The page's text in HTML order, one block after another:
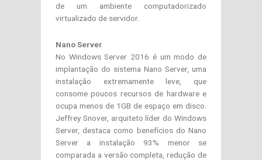
de um ambiente computadorizado
virtualizado de servidor.
Nano Server
No Windows Server 2016 é um modo de
implantação do sistema Nano Server, uma
instalação extremamente leve, que
consome poucos recursos de hardware e
ocupa menos de 1GB de espaço em disco.
Jeffrey Snover, arquiteto líder do Windows
Server, destaca como benefícios do Nano
Server a instalação 93% menor se
comparada a versão completa, redução de